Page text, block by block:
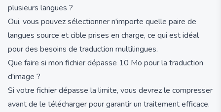
plusieurs langues ?
Oui, vous pouvez sélectionner n'importe quelle paire de
langues source et cible prises en charge, ce qui est idéal
pour des besoins de traduction multilingues.
Que faire si mon fichier dépasse 10 Mo pour la traduction
d'image ?
Si votre fichier dépasse la limite, vous devrez le compresser
avant de le télécharger pour garantir un traitement efficace.